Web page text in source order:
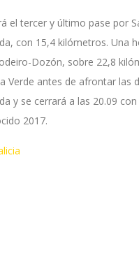
el tercer y último pase por
con 15,4 kilómetros. Una
Dozón, sobre 22,8
Verde antes de afrontar
y se cerrará a las 20.09
2017.